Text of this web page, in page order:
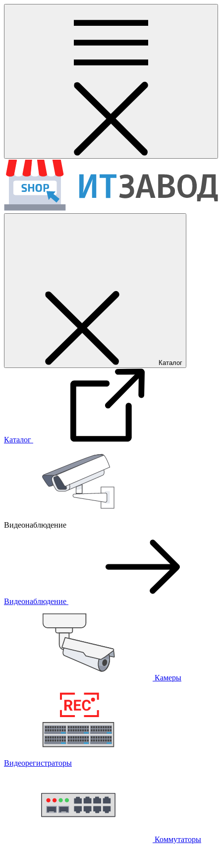
Каталог
Каталог
Видеонаблюдение
Видеонаблюдение
Камеры
Видеорегистраторы
Коммутаторы